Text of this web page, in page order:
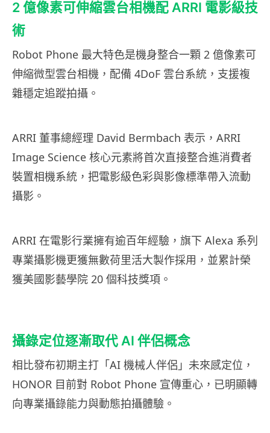
2 億像素可伸縮雲台相機配 ARRI 電影級技
術
Robot Phone 最大特色是機身整合一顆 2 億像素可
伸縮微型雲台相機，配備 4DoF 雲台系統，支援複
雜穩定追蹤拍攝。
ARRI 董事總經理 David Bermbach 表示，ARRI
Image Science 核心元素將首次直接整合進消費者
裝置相機系統，把電影級色彩與影像標準帶入流動
攝影。
ARRI 在電影行業擁有逾百年經驗，旗下 Alexa 系列
專業攝影機更獲無數荷里活大製作採用，並累計榮
獲美國影藝學院 20 個科技獎項。
攝錄定位逐漸取代 AI 伴侶概念
相比發布初期主打「AI 機械人伴侶」未來感定位，
HONOR 目前對 Robot Phone 宣傳重心，已明顯轉
向專業攝錄能力與動態拍攝體驗。